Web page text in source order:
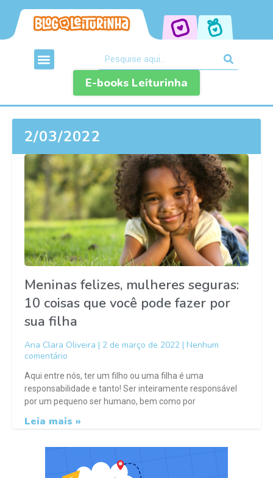
E-books Leiturinha
2/03/2022
Meninas felizes, mulheres seguras:
10 coisas que você pode fazer por
sua filha
Ana Clara Oliveira 2 de março de 2022
Nenhum
comentário
Aqui entre nós, ter um filho ou uma filha é uma
responsabilidade e tanto! Ser inteiramente responsável
por um pequeno ser humano, bem como por
Leia mais »